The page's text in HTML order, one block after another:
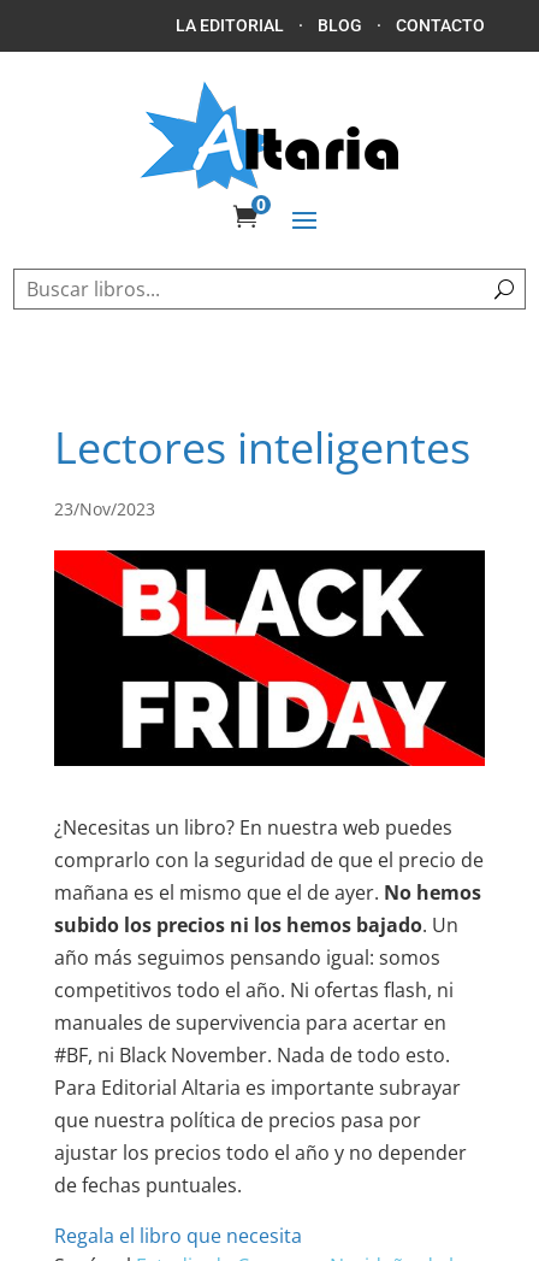
LA EDITORIAL · BLOG ·CONTACTO
0
Lectores inteligentes
23/Nov/2023
¿Necesitas un libro? En nuestra web puedes
comprarlo con la seguridad de que el precio de
mañana es el mismo que el de ayer. No hemos
subido los precios ni los hemos bajado. Un
año más seguimos pensando igual: somos
competitivos todo el año. Ni ofertas flash, ni
manuales de supervivencia para acertar en
#BF, ni Black November. Nada de todo esto.
Para Editorial Altaria es importante subrayar
que nuestra política de precios pasa por
ajustar los precios todo el año y no depender
de fechas puntuales.
Regala el libro que necesita